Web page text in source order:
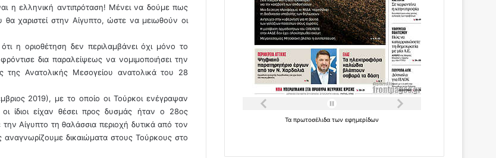
η ελληνική αντιπρόταση! Μένει να δούμε πως
χαριστεί στην Αίγυπτο, ώστε να μειωθούν οι
η οριοθέτηση δεν περιλαμβάνει όχι μόνο το
δια παραλείψεως να νομιμοποιήσει την
της Ανατολικής Μεσογείου ανατολικά του 28
2019), με το οποίο οι Τούρκοι ενέγραψαν
ίδιοι είχαν θέσει προς δυσμάς ήταν ο 28ος
Αίγυπτο τη θαλάσσια περιοχή δυτικά από τον
δικαιώματα στους Τούρκους στο
Τα πρωτοσέλιδα των εφημερίδων